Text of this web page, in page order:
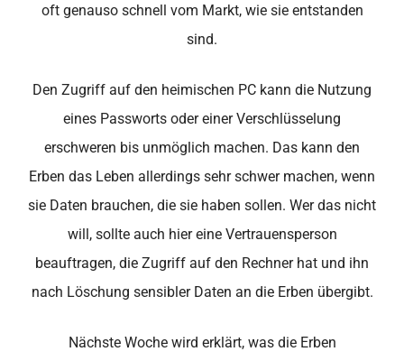
oft genauso schnell vom Markt, wie sie entstanden
sind.
Den Zugriff auf den heimischen PC kann die Nutzung
eines Passworts oder einer Verschlüsselung
erschweren bis unmöglich machen. Das kann den
Erben das Leben allerdings sehr schwer machen, wenn
sie Daten brauchen, die sie haben sollen. Wer das nicht
will, sollte auch hier eine Vertrauensperson
beauftragen, die Zugriff auf den Rechner hat und ihn
nach Löschung sensibler Daten an die Erben übergibt.
Nächste Woche wird erklärt, was die Erben